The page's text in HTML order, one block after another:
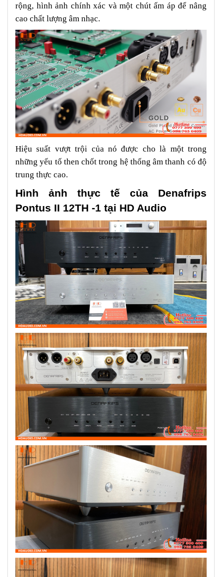
rộng, hình ảnh chính xác và một chút ấm áp để nâng
cao chất lượng âm nhạc.
Hiệu suất vượt trội của nó được cho là một trong
những yếu tố then chốt trong hệ thống âm thanh có độ
trung thực cao.
Hình ảnh thực tế của Denafrips
Pontus II 12TH -1 tại HD Audio